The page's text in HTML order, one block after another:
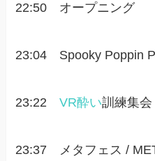
22:50 オープニング
23:04 Spooky Poppin
23:22VR酔い訓練集
23:37 メタフェス /